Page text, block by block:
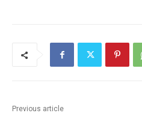
Previous article